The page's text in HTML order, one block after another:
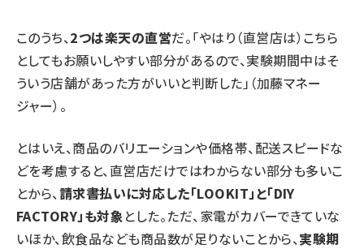
このうち、2つは楽天の直営だ。「やはり（直営店は）こちら
としてもお願いしやすい部分があるので、実験期間中はそ
ういう店舗があった方がいいと判断した」（加藤マネー
ジャー）。
とはいえ、商品のバリエーションや価格帯、配送スピードな
どを考慮すると、直営店だけではわからない部分も多いこ
とから、請求書払いに対応した「LOOKIT」と「DIY
FACTORY」も対象とした。ただ、家電がカバーできていな
いほか、飲食品なども商品数が足りないことから、実験期